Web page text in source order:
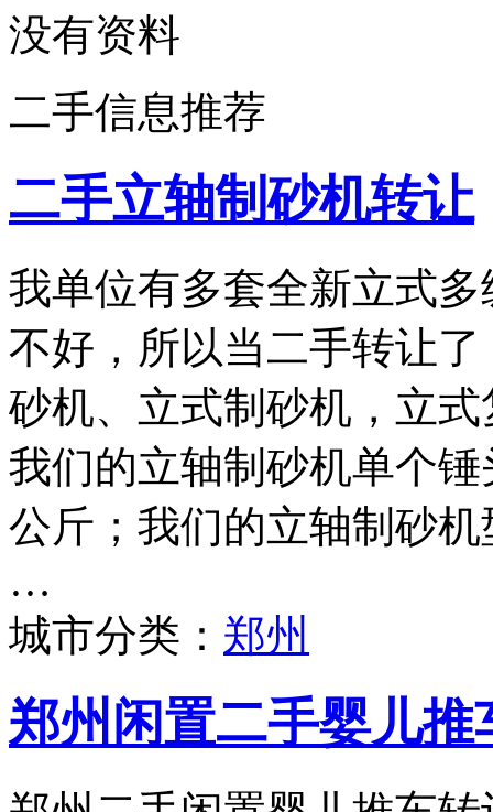
没有资料
二手信息推荐
二手立轴制砂机转让
我单位有多套全新立式
不好，所以当二手转让
砂机、立式制砂机，立
我们的立轴制砂机单个
公斤；我们的立轴制砂
…
城市分类： 郑州
郑州闲置二手婴儿推